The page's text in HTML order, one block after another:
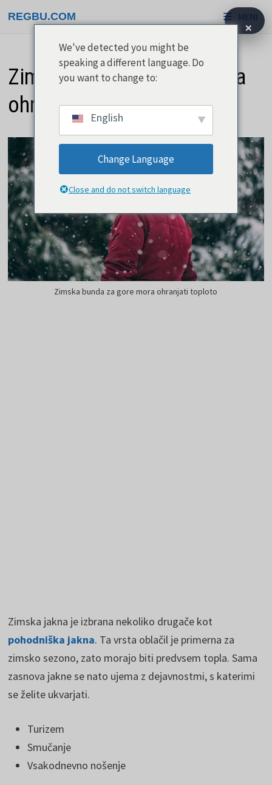
na
REGBU.COM MENI
Zimska bunda za gore mora
ohranjati toploto
Zimska bunda za gore mora ohranjati toploto
Zimska jakna je izbrana nekoliko drugače kot
pohodniška jakna. Ta vrsta oblačil je primerna za
zimsko sezono, zato morajo biti predvsem topla. Sama
zasnova jakne se nato ujema z dejavnostmi, s katerimi
se želite ukvarjati.
Turizem
Smučanje
Vsakodnevno nošenje
×
We've detected you might be
speaking a different language. Do
you want to change to:
English
Change Language
Close and do not switch language